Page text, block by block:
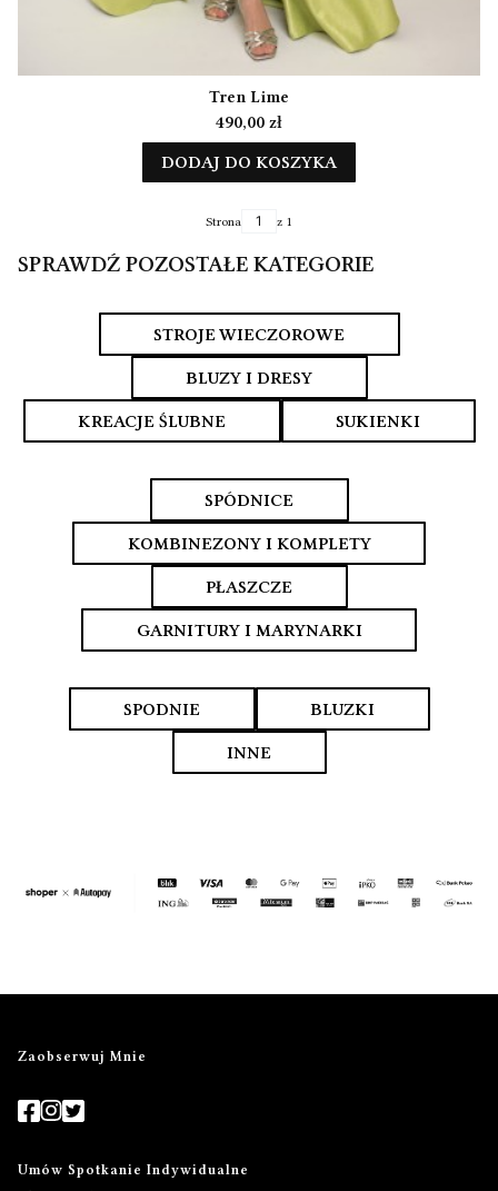
Tren Lime
Cena
490,00 zł
DODAJ DO KOSZYKA
Strona z 1
SPRAWDŹ POZOSTAŁE KATEGORIE
STROJE WIECZOROWE
BLUZY I DRESY
KREACJE ŚLUBNE SUKIENKI
SPÓDNICE
KOMBINEZONY I KOMPLETY
PŁASZCZE
GARNITURY I MARYNARKI
SPODNIE BLUZKI
INNE
Zaobserwuj Mnie
Umów Spotkanie Indywidualne